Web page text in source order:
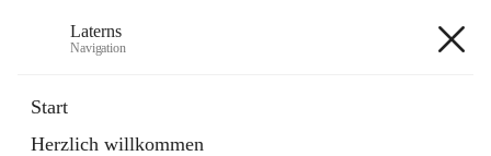
Laterns
Navigation
Start
Herzlich willkommen